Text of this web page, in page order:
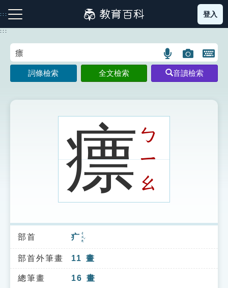
到
主
:::
注音索引圖示 筆畫索引圖示 部首索引表圖示
索引選單
知識索引
單字索引
登入
:::
語
言
搜
示
圖
片
搜
開
鍵
圖
詞條檢索 全文檢索 音讀檢索
瘭ㄅ
ㄧ
ㄠ
部首 疒 ㄔㄨㄤˊ
部首外筆畫 11 畫
總筆畫 16 畫